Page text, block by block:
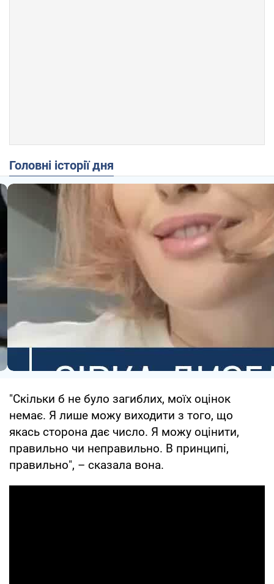
Головні історії дня
"Скільки б не було загиблих, моїх оцінок
немає. Я лише можу виходити з того, що
якась сторона дає число. Я можу оцінити,
правильно чи неправильно. В принципі,
правильно", – сказала вона.